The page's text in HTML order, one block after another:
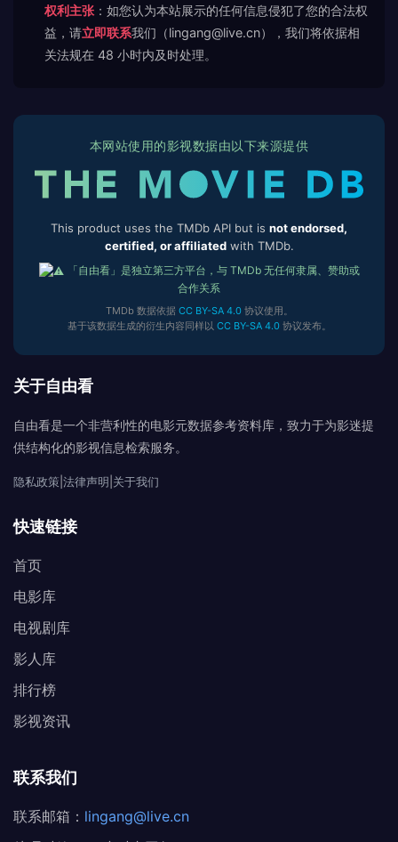
权利主张 ：如您认为本站展示的任何信息侵犯了您的合法权
益，请立即联系我们（lingang@live.cn），我们将依据相
关法规在 48 小时内及时处理。
本网站使用的影视数据由以下来源提供
This product uses the TMDb API but is not endorsed,
certified, or affiliatedwith TMDb.
「自由看」是独立第三方平台，与 TMDb 无任何隶属、赞助或
合作关系
TMDb 数据依据 CC BY-SA 4.0协议使用。
基于该数据生成的衍生内容同样以 CC BY-SA 4.0协议发布。
关于自由看
自由看是一个非营利性的电影元数据参考资料库，致力于为影迷提
供结构化的影视信息检索服务。
隐私政策 法律声明 关于我们
快速链接
首页
电影库
电视剧库
影人库
排行榜
影视资讯
联系我们
联系邮箱： lingang@live.cn